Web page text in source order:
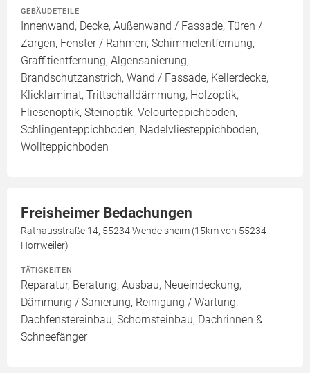
GEBÄUDETEILE
Innenwand, Decke, Außenwand / Fassade, Türen /
Zargen, Fenster / Rahmen, Schimmelentfernung,
Graffitientfernung, Algensanierung,
Brandschutzanstrich, Wand / Fassade, Kellerdecke,
Klicklaminat, Trittschalldämmung, Holzoptik,
Fliesenoptik, Steinoptik, Velourteppichboden,
Schlingenteppichboden, Nadelvliesteppichboden,
Wollteppichboden
Freisheimer Bedachungen
Rathausstraße 14, 55234 Wendelsheim (15km von 55234
Horrweiler)
TÄTIGKEITEN
Reparatur, Beratung, Ausbau, Neueindeckung,
Dämmung / Sanierung, Reinigung / Wartung,
Dachfenstereinbau, Schornsteinbau, Dachrinnen &
Schneefänger